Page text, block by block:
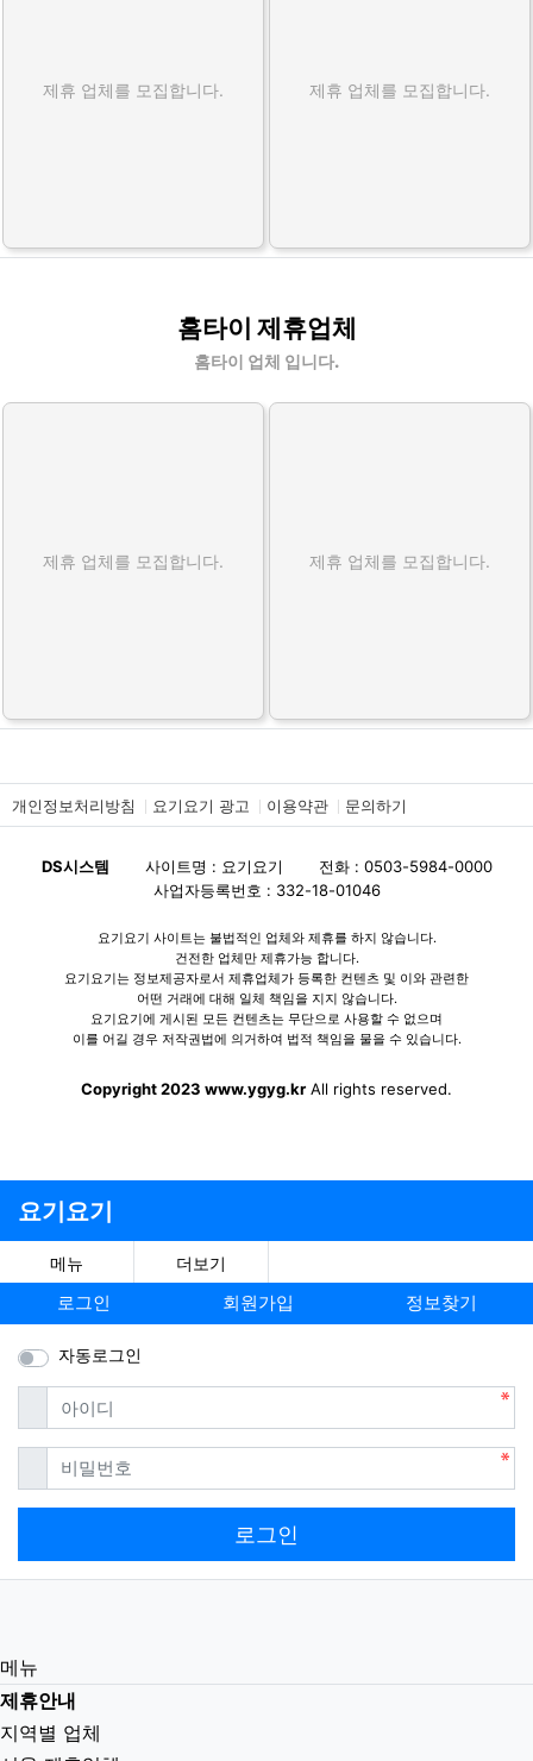
제휴 업체를 모집합니다. 제휴 업체를 모집합니다.
홈타이 제휴업체
홈타이 업체 입니다.
제휴 업체를 모집합니다. 제휴 업체를 모집합니다.
개인정보처리방침 요기요기 광고 이용약관 문의하기
DS시스템 사이트명 : 요기요기
전화 : 0503-5984-0000
사업자등록번호 : 332-18-01046
요기요기 사이트는 불법적인 업체와 제휴를 하지 않습니다.
건전한 업체만 제휴가능 합니다.
요기요기는 정보제공자로서 제휴업체가 등록한 컨텐츠 및 이와 관련한
어떤 거래에 대해 일체 책임을 지지 않습니다.
요기요기에 게시된 모든 컨텐츠는 무단으로 사용할 수 없으며
이를 어길 경우 저작권법에 의거하여 법적 책임을 물을 수 있습니다.
Copyright 2023 www.ygyg.kr All rights reserved.
요기요기
메뉴 더보기
로그인 회원가입 정보찾기
자동로그인
아이디필수
비밀번호필수
로그인
메뉴
제휴안내
지역별 업체